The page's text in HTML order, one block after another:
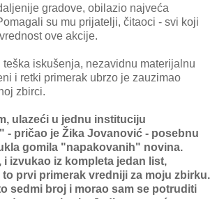
gradove, obilazio najveća
su mu prijatelji, čitaoci - svi koji
ove akcije.
iskušenja, nezavidnu materijalnu
i retki primerak ubrzo je zauzimao
zbirci.
ulazeći u jednu instituciju
- pričao je Žika Jovanović - posebnu
gomila "napakovanih" novina.
i izvukao iz kompleta jedan list,
to prvi primerak vredniji za moju zbirku.
sedmi broj i morao sam se potruditi